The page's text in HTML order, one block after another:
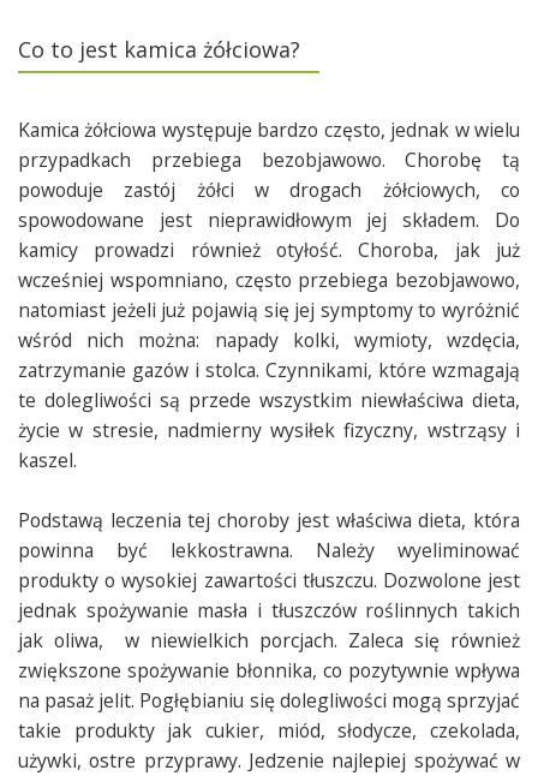
Co to jest kamica żółciowa?
Kamica żółciowa występuje bardzo często, jednak w wielu
przypadkach przebiega bezobjawowo. Chorobę tą
powoduje zastój żółci w drogach żółciowych, co
spowodowane jest nieprawidłowym jej składem. Do
kamicy prowadzi również otyłość. Choroba, jak już
wcześniej wspomniano, często przebiega bezobjawowo,
natomiast jeżeli już pojawią się jej symptomy to wyróżnić
wśród nich można: napady kolki, wymioty, wzdęcia,
zatrzymanie gazów i stolca. Czynnikami, które wzmagają
te dolegliwości są przede wszystkim niewłaściwa dieta,
życie w stresie, nadmierny wysiłek fizyczny, wstrząsy i
kaszel.
Podstawą leczenia tej choroby jest właściwa dieta, która
powinna być lekkostrawna. Należy wyeliminować
produkty o wysokiej zawartości tłuszczu. Dozwolone jest
jednak spożywanie masła i tłuszczów roślinnych takich
jak oliwa, w niewielkich porcjach. Zaleca się również
zwiększone spożywanie błonnika, co pozytywnie wpływa
na pasaż jelit. Pogłębianiu się dolegliwości mogą sprzyjać
takie produkty jak cukier, miód, słodycze, czekolada,
używki, ostre przyprawy. Jedzenie najlepiej spożywać w